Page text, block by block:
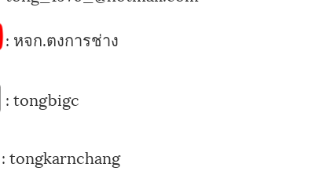
: หจก.ตงการช่าง
: tongbigc
: tongkarnchang